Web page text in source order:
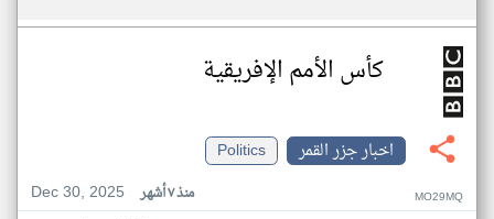
كأس الأمم الإفريقية
اخبار جزر القمر
Politics
Dec 30, 2025
منذ ٧ أشهر MO29MQ